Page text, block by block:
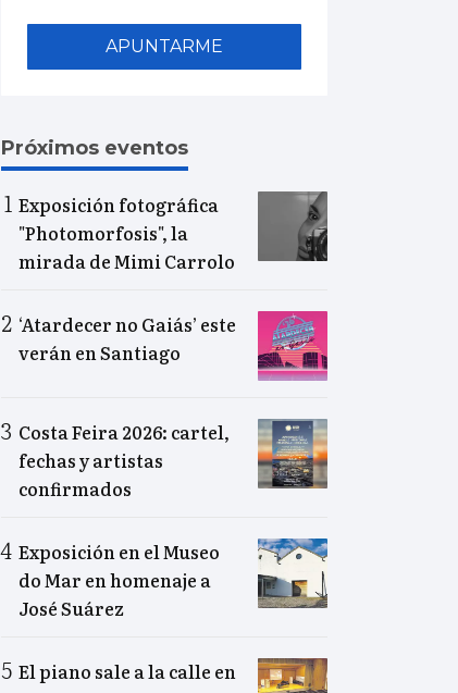
APUNTARME
Próximos eventos
Exposición fotográfica
"Photomorfosis", la
mirada de Mimi Carrolo
‘Atardecer no Gaiás’ este
verán en Santiago
Costa Feira 2026: cartel,
fechas y artistas
confirmados
Exposición en el Museo
do Mar en homenaje a
José Suárez
El piano sale a la calle en